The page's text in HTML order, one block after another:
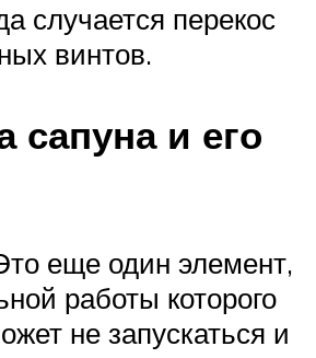
случается перекос
винтов.
сапуна и его
еще один элемент,
работы которого
не запускаться и